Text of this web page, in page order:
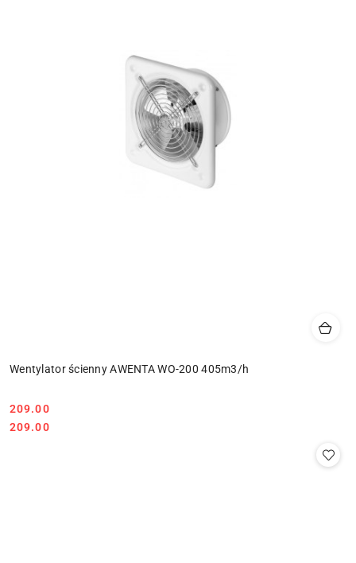
Wentylator ścienny AWENTA WO-200 405m3/h
Cena:
209.00
Cena:
209.00